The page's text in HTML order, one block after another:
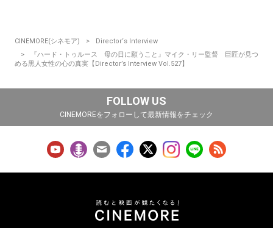
CINEMORE(シネモア)
Director‘s Interview
『ハード・トゥルース 母の日に願うこと』マイク・リー監督 巨匠が見つ
める黒人女性の心の真実【Director’s Interview Vol.527】
FOLLOW US
CINEMOREをフォローして最新情報をチェック